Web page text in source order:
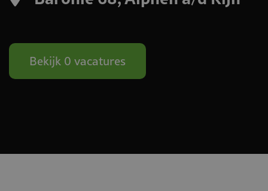
Bekijk 0 vacatures